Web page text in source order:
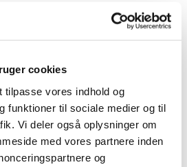
cookies
tilpasse vores indhold og
funktioner til sociale medier og til
Vi deler også oplysninger om
med vores partnere inden
og